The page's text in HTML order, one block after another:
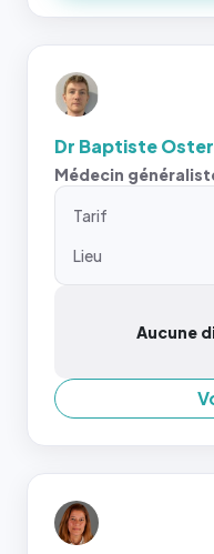
Dr Baptiste
Médecin
Tarif
Lieu
Aucune